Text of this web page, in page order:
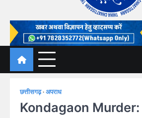
Thiha
गोठ जन-जन के
छत्तीसगढ़ अपराध
Kondagaon Murder: